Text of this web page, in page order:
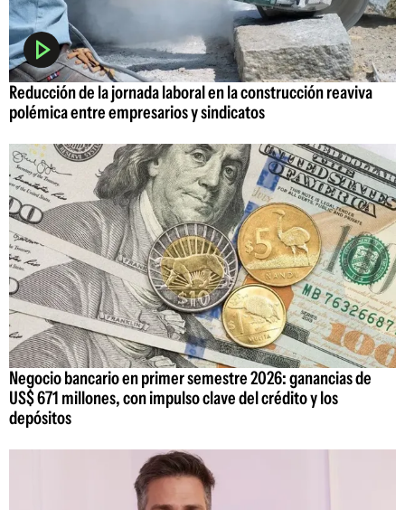
Reducción de la jornada laboral en la construcción reaviva
polémica entre empresarios y sindicatos
Negocio bancario en primer semestre 2026: ganancias de
US$ 671 millones, con impulso clave del crédito y los
depósitos